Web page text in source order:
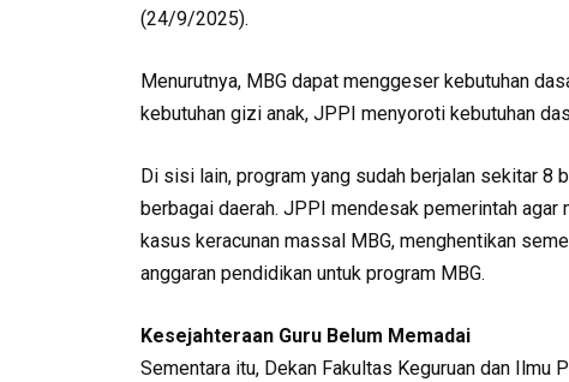
(24/9/2025).
Menurutnya, MBG dapat menggeser kebutuhan
kebutuhan gizi anak, JPPI menyoroti kebutuhan
Di sisi lain, program yang sudah berjalan sekitar 8
berbagai daerah. JPPI mendesak pemerintah
kasus keracunan massal MBG, menghentikan
anggaran pendidikan untuk program MBG.
Kesejahteraan Guru Belum Memadai
Sementara itu, Dekan Fakultas Keguruan dan Ilmu